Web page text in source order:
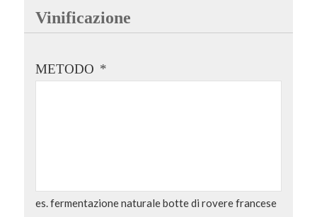
Vinificazione
METODO *
es. fermentazione naturale botte di rovere francese